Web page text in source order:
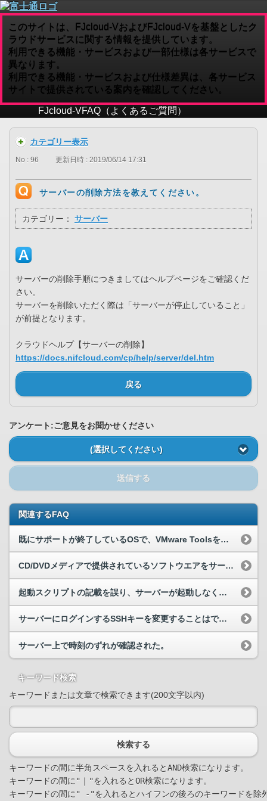
このサイトは、FJcloud-VおよびFJcloud-Vを基盤としたク
ラウドサービスに関する情報を提供しています。
利用できる機能・サービスおよび一部仕様は各サービスで
異なります。
利用できる機能・サービスおよび仕様差異は、各サービス
サイトで提供されている案内を確認してください。
FJcloud-VFAQ（よくあるご質問）
カテゴリー表示
No : 96 更新日時 : 2019/06/14 17:31
サーバーの削除方法を教えてください。
カテゴリー： サーバー
サーバーの削除手順につきましてはヘルプページをご確認くだ
さい。
サーバーを削除いただく際は「サーバーが停止していること」
が前提となります。
クラウドヘルプ【サーバーの削除】
https://docs.nifcloud.com/cp/help/server/del.htm
戻る
アンケート:ご意見をお聞かせください
(選択してください)
送信する
関連するFAQ
既にサポートが終了しているOSで、VMware Toolsを最新版にした場合の挙動について教えてください。
CD/DVDメディアで提供されているソフトウエアをサーバーにインストールしたい。
起動スクリプトの記載を誤り、サーバーが起動しなくなってしまいました。
サーバーにログインするSSHキーを変更することはできますか。
サーバー上で時刻のずれが確認された。
キーワード検索
キーワードまたは文章で検索できます(200文字以内)
検索する
キーワードの間に半角スペースを入れるとAND検索になります。
キーワードの間に"｜"を入れるとOR検索になります。